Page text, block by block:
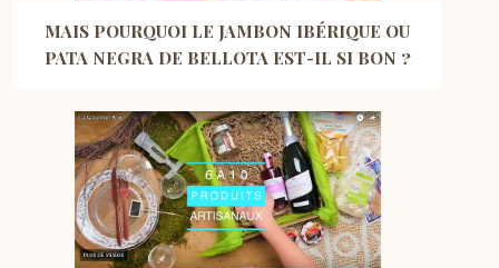
MAIS POURQUOI LE JAMBON IBÉRIQUE OU
PATA NEGRA DE BELLOTA EST-IL SI BON ?